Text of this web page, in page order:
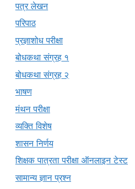
पत्र लेखन
परिपाठ
प्रज्ञाशोध परीक्षा
बोधकथा संग्रह १
बोधकथा संग्रह २
भाषण
मंथन परीक्षा
व्यक्ति विशेष
शासन निर्णय
शिक्षक पात्रता परीक्षा ऑनलाइन टेस्ट
सामान्य ज्ञान प्रश्न